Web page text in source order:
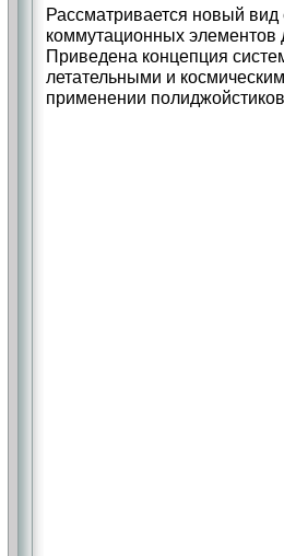
Рассматривается новый
коммутационных элементов
Приведена концепция
летательными и
применении